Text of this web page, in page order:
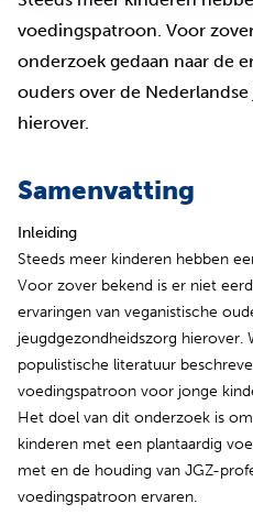
voedingspatroon. Voor
onderzoek gedaan naar de
ouders over de
hierover.
Samenvatting
Inleiding
Steeds meer kinderen hebben
Voor zover bekend is er niet
ervaringen van veganistische
jeugdgezondheidszorg hierover.
populistische literatuur
voedingspatroon voor jonge
Het doel van dit onderzoek is
kinderen met een plantaardig
met en de houding van JGZ-
voedingspatroon ervaren.